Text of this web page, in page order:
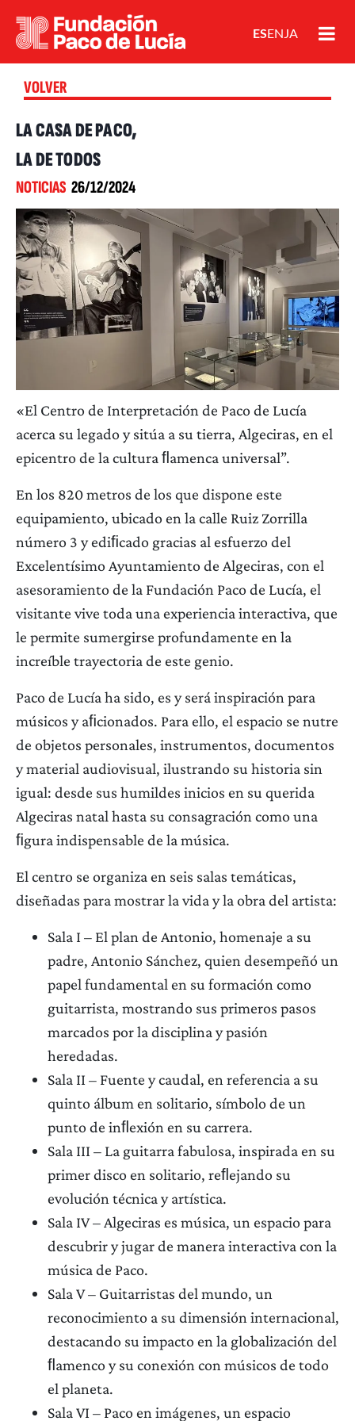
VOLVER
LA CASA DE PACO,
LA DE TODOS
NOTICIAS 26/12/2024
«El Centro de Interpretación de Paco de Lucía
acerca su legado y sitúa a su tierra, Algeciras, en el
epicentro de la cultura ﬂamenca universal”.
En los 820 metros de los que dispone este
equipamiento, ubicado en la calle Ruiz Zorrilla
número 3 y ediﬁcado gracias al esfuerzo del
Excelentísimo Ayuntamiento de Algeciras, con el
asesoramiento de la Fundación Paco de Lucía, el
visitante vive toda una experiencia interactiva, que
le permite sumergirse profundamente en la
increíble trayectoria de este genio.
Paco de Lucía ha sido, es y será inspiración para
músicos y aﬁcionados. Para ello, el espacio se nutre
de objetos personales, instrumentos, documentos
y material audiovisual, ilustrando su historia sin
igual: desde sus humildes inicios en su querida
Algeciras natal hasta su consagración como una
ﬁgura indispensable de la música.
El centro se organiza en seis salas temáticas,
diseñadas para mostrar la vida y la obra del artista:
Sala I – El plan de Antonio, homenaje a su
padre, Antonio Sánchez, quien desempeñó un
papel fundamental en su formación como
guitarrista, mostrando sus primeros pasos
marcados por la disciplina y pasión
heredadas.
Sala II – Fuente y caudal, en referencia a su
quinto álbum en solitario, símbolo de un
punto de inﬂexión en su carrera.
Sala III – La guitarra fabulosa, inspirada en su
primer disco en solitario, reﬂejando su
evolución técnica y artística.
Sala IV – Algeciras es música, un espacio para
descubrir y jugar de manera interactiva con la
música de Paco.
Sala V – Guitarristas del mundo, un
reconocimiento a su dimensión internacional,
destacando su impacto en la globalización del
ﬂamenco y su conexión con músicos de todo
el planeta.
Sala VI – Paco en imágenes, un espacio
ENJA
ES